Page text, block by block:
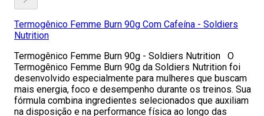
Termogênico Femme Burn 90g Com Cafeína - Soldiers
Nutrition
Termogênico Femme Burn 90g - Soldiers Nutrition O
Termogênico Femme Burn 90g da Soldiers Nutrition foi
desenvolvido especialmente para mulheres que buscam
mais energia, foco e desempenho durante os treinos. Sua
fórmula combina ingredientes selecionados que auxiliam
na disposição e na performance física ao longo das